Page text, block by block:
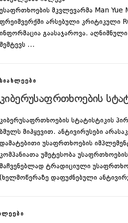
უსაფრთხოების მკვლევარმა Man
ფრეიმვერქში არსებული კრიტიკული
ინფორმაცია გაასაჯაროვა. აღნიშნული
შემტევს …
ᲡᲘᲐᲮᲚᲔᲔᲑᲘ
კიბერუსაფრთხოების
კიბერუსაფრთხოების სტატისტიკის
ბმულს მიჰყევით. ანტივირუსები
დამატებითი უსაფრთხოების
კომპანიათა უმეტესობა
მაჩვენებლად ტრადიციული
(ხელმოწერაზე დაფუძნებული